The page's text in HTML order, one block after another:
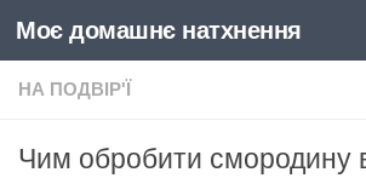
Skip to content
Моє домашнє натхнення
НА ПОДВІР'Ї
Чим обробити смородину